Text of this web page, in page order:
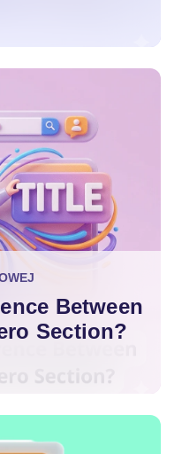
Between
Section?